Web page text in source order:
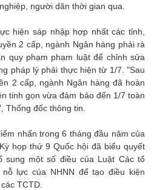
người dân thời gian qua.
hiện sáp nhập hợp nhất các tỉnh,
2 cấp, ngành Ngân hàng phải rà
quy phạm phạm luật để chỉnh sửa
pháp lý phải thực hiện từ 1/7. "Sau
2 cấp, ngành Ngân hàng đã hoàn
tinh gọn vừa đảm bảo đến 1/7 toàn
Thống đốc thông tin.
nhấn trong 6 tháng đầu năm của
họp thứ 9 Quốc hội đã biểu quyết
sung một số điều của Luật Các tổ
lực của NHNN để tạo điều kiện
TCTD.